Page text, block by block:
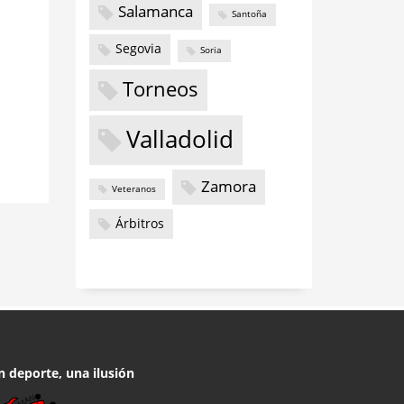
Salamanca Santoña
Segovia Soria
Torneos
Valladolid
Veteranos Zamora
Árbitros
deporte, una ilusión